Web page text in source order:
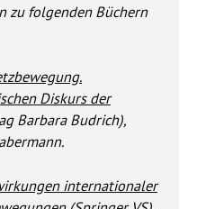
zu folgenden Büchern
Diskurs der
Barbara Budrich),
internationaler